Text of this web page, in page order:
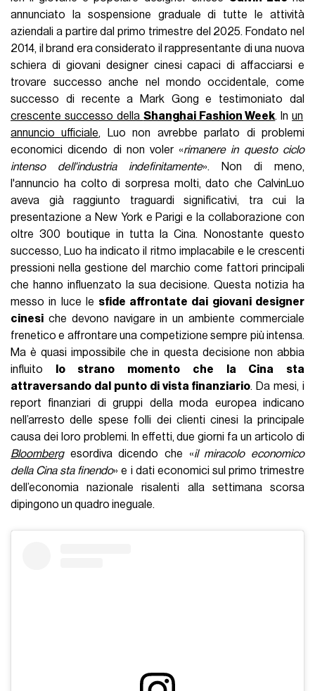
annunciato la sospensione graduale di tutte le attività
aziendali a partire dal primo trimestre del 2025. Fondato nel
2014, il brand era considerato il rappresentante di una nuova
schiera di giovani designer cinesi capaci di affacciarsi e
trovare successo anche nel mondo occidentale, come
successo di recente a Mark Gong e testimoniato dal
crescente successo della Shanghai Fashion Week. Inun
annuncio ufficiale, Luo non avrebbe parlato di problemi
economici dicendo di non voler «rimanere in questo ciclo
intenso dell'industria indefinitamente». Non di meno,
l'annuncio ha colto di sorpresa molti, dato che CalvinLuo
aveva già raggiunto traguardi significativi, tra cui la
presentazione a New York e Parigi e la collaborazione con
oltre 300 boutique in tutta la Cina. Nonostante questo
successo, Luo ha indicato il ritmo implacabile e le crescenti
pressioni nella gestione del marchio come fattori principali
che hanno influenzato la sua decisione. Questa notizia ha
messo in luce le sfide affrontate dai giovani designer
cinesi che devono navigare in un ambiente commerciale
frenetico e affrontare una competizione sempre più intensa.
Ma è quasi impossibile che in questa decisione non abbia
influito lo strano momento che la Cina sta
attraversando dal punto di vista finanziario. Da mesi, i
report finanziari di gruppi della moda europea indicano
nell’arresto delle spese folli dei clienti cinesi la principale
causa dei loro problemi. In effetti, due giorni fa un articolo di
Bloombergesordiva dicendo che «il miracolo economico
della Cina sta finendo» e i dati economici sul primo trimestre
dell’economia nazionale risalenti alla settimana scorsa
dipingono un quadro ineguale.